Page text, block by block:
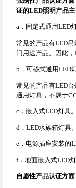
证的LED照明产品主
a．固定式通用LED灯
常见的产品有LED
门用途产品。因此
b．可移式通用LED灯
常见的产品有LED
通用灯具，不属于
c．嵌入式LED灯具
d．LED水族箱灯具。
e．电源插座安装的
f．地面嵌入式LED
自愿性产品认证方